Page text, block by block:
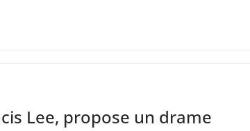
Lee, propose un drame